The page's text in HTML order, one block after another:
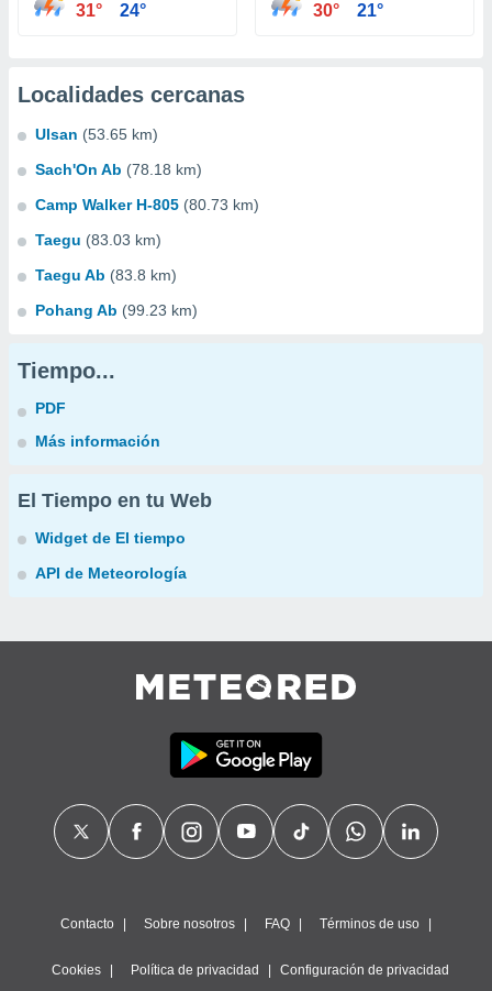
31° 24° 30° 21°
Localidades cercanas
Ulsan (53.65 km)
Sach'On Ab (78.18 km)
Camp Walker H-805 (80.73 km)
Taegu (83.03 km)
Taegu Ab (83.8 km)
Pohang Ab (99.23 km)
Tiempo...
PDF
Más información
El Tiempo en tu Web
Widget de El tiempo
API de Meteorología
Contacto Sobre nosotros FAQ Términos de uso
Cookies Política de privacidad Configuración de privacidad